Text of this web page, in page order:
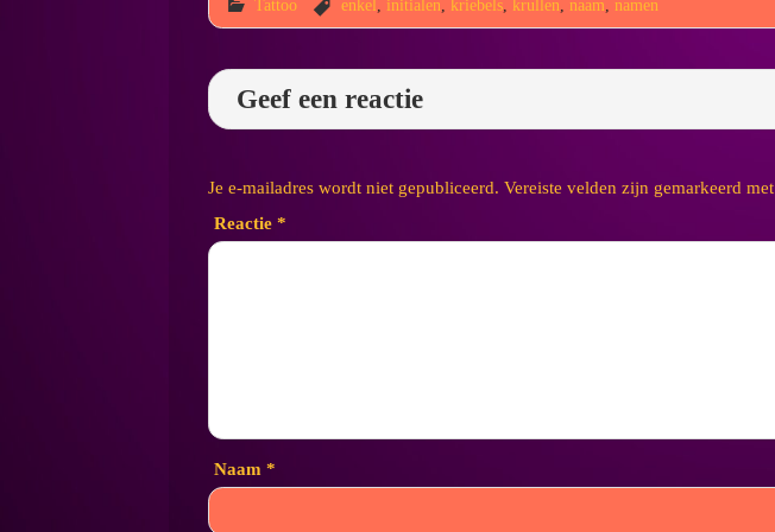
Tattoo enkel initialen kriebels krullen naam namen
Geef een reactie
Je e-mailadres wordt niet gepubliceerd. Vereiste velden zijn gemarkeerd met
Reactie *
Naam *